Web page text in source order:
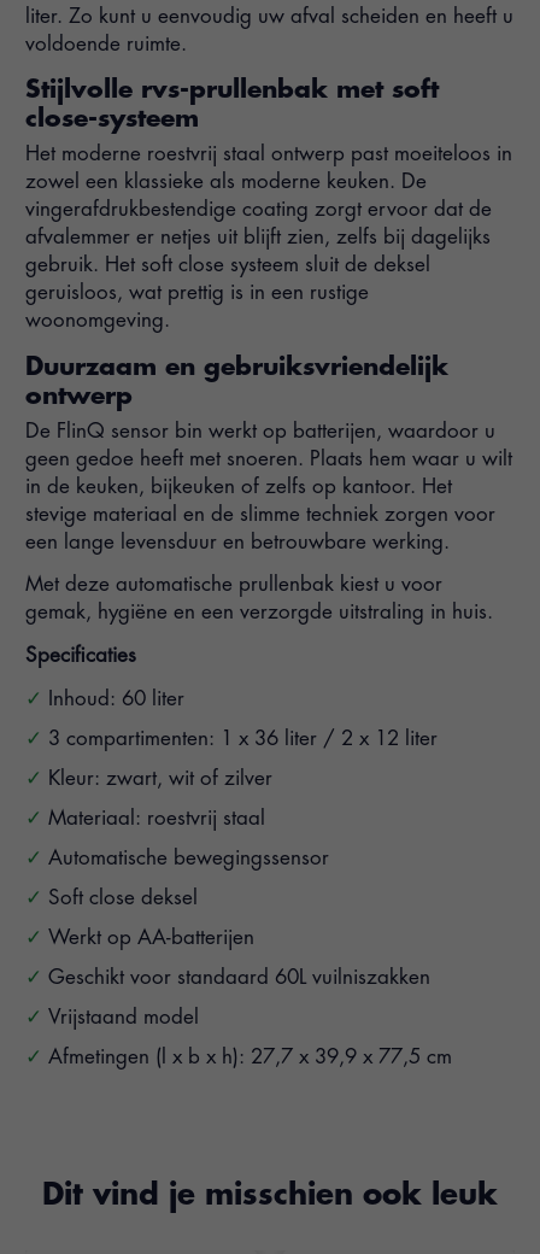
liter. Zo kunt u eenvoudig uw afval scheiden en heeft u
voldoende ruimte.
Stijlvolle rvs-prullenbak met soft
close-systeem
Het moderne roestvrij staal ontwerp past moeiteloos in
zowel een klassieke als moderne keuken. De
vingerafdrukbestendige coating zorgt ervoor dat de
afvalemmer er netjes uit blijft zien, zelfs bij dagelijks
gebruik. Het soft close systeem sluit de deksel
geruisloos, wat prettig is in een rustige
woonomgeving.
Duurzaam en gebruiksvriendelijk
ontwerp
De FlinQ sensor bin werkt op batterijen, waardoor u
geen gedoe heeft met snoeren. Plaats hem waar u wilt
in de keuken, bijkeuken of zelfs op kantoor. Het
stevige materiaal en de slimme techniek zorgen voor
een lange levensduur en betrouwbare werking.
Met deze automatische prullenbak kiest u voor
gemak, hygiëne en een verzorgde uitstraling in huis.
Specificaties
Inhoud: 60 liter
3 compartimenten: 1 x 36 liter / 2 x 12 liter
Kleur: zwart, wit of zilver
Materiaal: roestvrij staal
Automatische bewegingssensor
Soft close deksel
Werkt op AA-batterijen
Geschikt voor standaard 60L vuilniszakken
Vrijstaand model
Afmetingen (l x b x h): 27,7 x 39,9 x 77,5 cm
Dit vind je misschien ook leuk